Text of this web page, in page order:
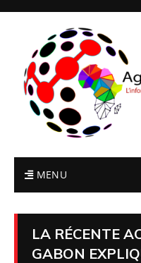
MENU
LA RÉCENTE
GABON